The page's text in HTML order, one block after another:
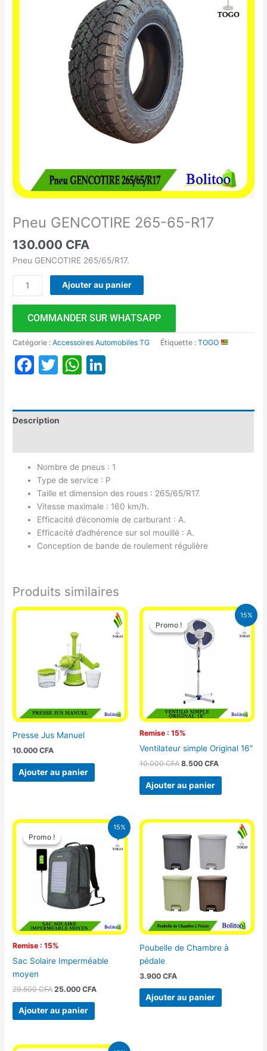
Pneu GENCOTIRE 265-65-R17
130.000 CFA
Pneu GENCOTIRE 265/65/R17.
Ajouter au panier
COMMANDER SUR WHATSAPP
Catégorie :Accessoires Automobiles TG Étiquette :TOGO
Facebook
TwitterWhatsApp
Description
Nombre de pneus : 1
Type de service : P
Taille et dimension des roues : 265/65/R17.
Vitesse maximale : 160 km/h.
Efficacité d’économie de carburant : A.
Efficacité d’adhérence sur sol mouillé : A.
Conception de bande de roulement régulière
Produits similaires
Presse Jus Manuel
10.000CFA
Ajouter au panier
15%
Promo !
Remise : 15%
Promo !
Ventilateur simple Original 16″
10.000CFA
Le
prix
initial
était :
10.000 CFA.
8.500 CFA
Le
Ajouter au panier
15%
Promo !
Remise : 15%
Promo !
Sac Solaire Imperméable
moyen
29.500CFA
Le
prix
initial
était :
29.500 CFA.
25.000CFA
Le
prix
actuel
Ajouter au panier
Poubelle de Chambre à
pédale
3.900 CFA
Ajouter au panier
Le
Le